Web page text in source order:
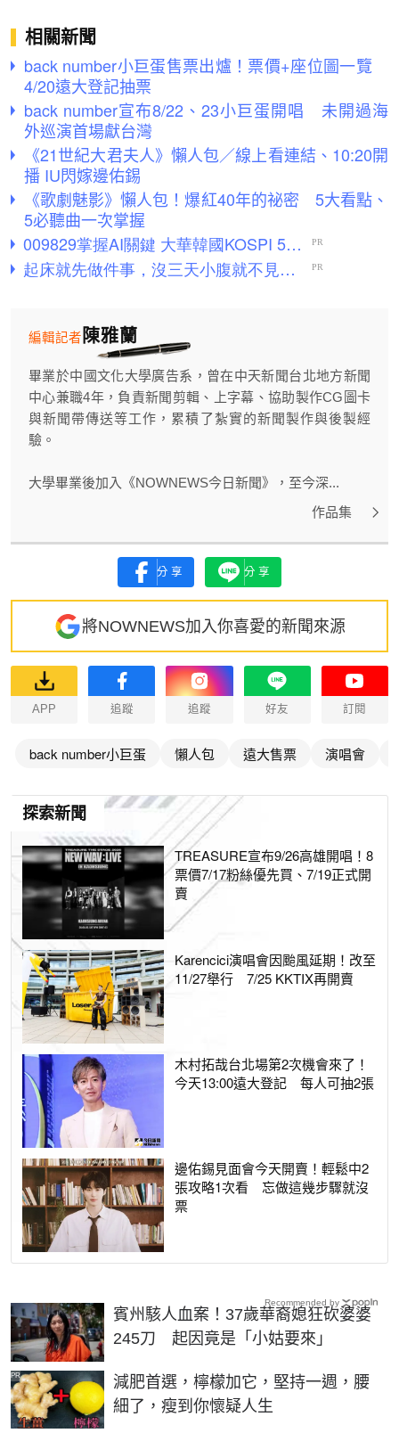
相關新聞
back number小巨蛋售票出爐！票價+座位圖一覽
4/20遠大登記抽票
back number宣布8/22、23小巨蛋開唱 未開過海
外巡演首場獻台灣
《21世紀大君夫人》懶人包／線上看連結、10:20開
播 IU閃嫁邊佑錫
《歌劇魅影》懶人包！爆紅40年的祕密 5大看點、
5必聽曲一次掌握
陳雅蘭
編輯記者
畢業於中國文化大學廣告系，曾在中天新聞台北地方新聞
中心兼職4年，負責新聞剪輯、上字幕、協助製作CG圖卡
與新聞帶傳送等工作，累積了紮實的新聞製作與後製經
驗。
大學畢業後加入《NOWNEWS今日新聞》，至今深...
作品集
分享 分享
將NOWNEWS加入你喜愛的新聞來源
APP 追蹤 追蹤 好友 訂閱
back number小巨蛋 懶人包 遠大售票 演唱會
探索新聞
TREASURE宣布9/26高雄開唱！8
票價7/17粉絲優先買、7/19正式開
賣
Karencici演唱會因颱風延期！改至
11/27舉行 7/25 KKTIX再開賣
木村拓哉台北場第2次機會來了！
今天13:00遠大登記 每人可抽2張
邊佑錫見面會今天開賣！輕鬆中2
張攻略1次看 忘做這幾步驟就沒
票
賓州駭人血案！37歲華裔媳狂砍婆婆
245刀 起因竟是「小姑要來」
減肥首選，檸檬加它，堅持一週，腰
細了，瘦到你懷疑人生
PR
Recommended by